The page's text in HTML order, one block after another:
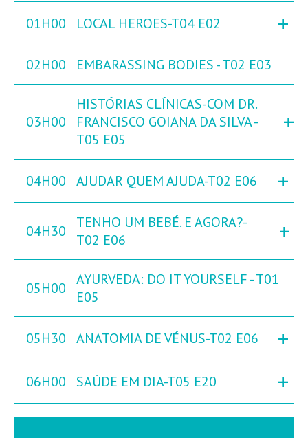
01H00 LOCAL HEROES-T04 E02 +
02H00 EMBARASSING BODIES - T02 E03
03H00
HISTÓRIAS CLÍNICAS-COM DR.
FRANCISCO GOIANA DA SILVA -
T05 E05
+
04H00 AJUDAR QUEM AJUDA-T02 E06 +
04H30
TENHO UM BEBÉ. E AGORA?-
T02 E06
+
05H00
AYURVEDA: DO IT YOURSELF - T01
E05
05H30 ANATOMIA DE VÉNUS-T02 E06 +
06H00 SAÚDE EM DIA-T05 E20 +